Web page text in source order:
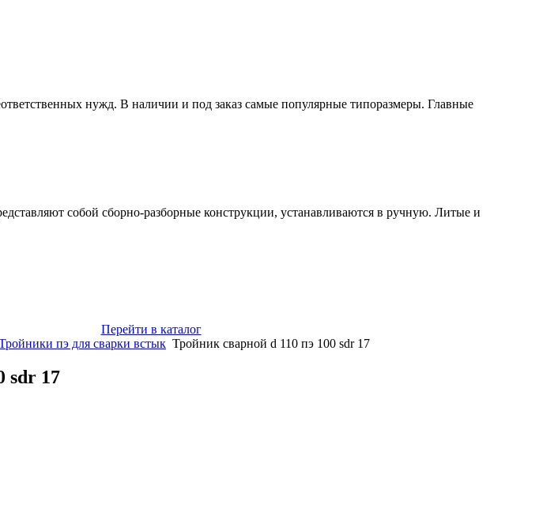
нужд. В наличии и под заказ самые популярные типоразмеры. Главные
собой сборно-разборные конструкции, устанавливаются в ручную. Литые и
Перейти в каталог
пэ для сварки встык Тройник сварной d 110 пэ 100 sdr 17
sdr 17